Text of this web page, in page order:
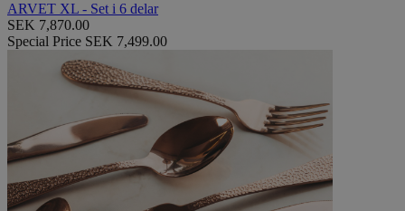
ARVET XL - Set i 6 delar
SEK 7,870.00
Special Price SEK 7,499.00